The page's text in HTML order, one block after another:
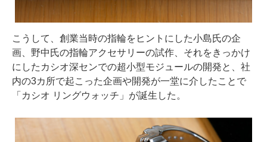
こうして、創業当時の指輪をヒントにした小島氏の企
画、野中氏の指輪アクセサリーの試作、それをきっかけ
にしたカシオ深センでの超小型モジュールの開発と、社
内の3カ所で起こった企画や開発が一堂に介したことで
「カシオ リングウォッチ」が誕生した。